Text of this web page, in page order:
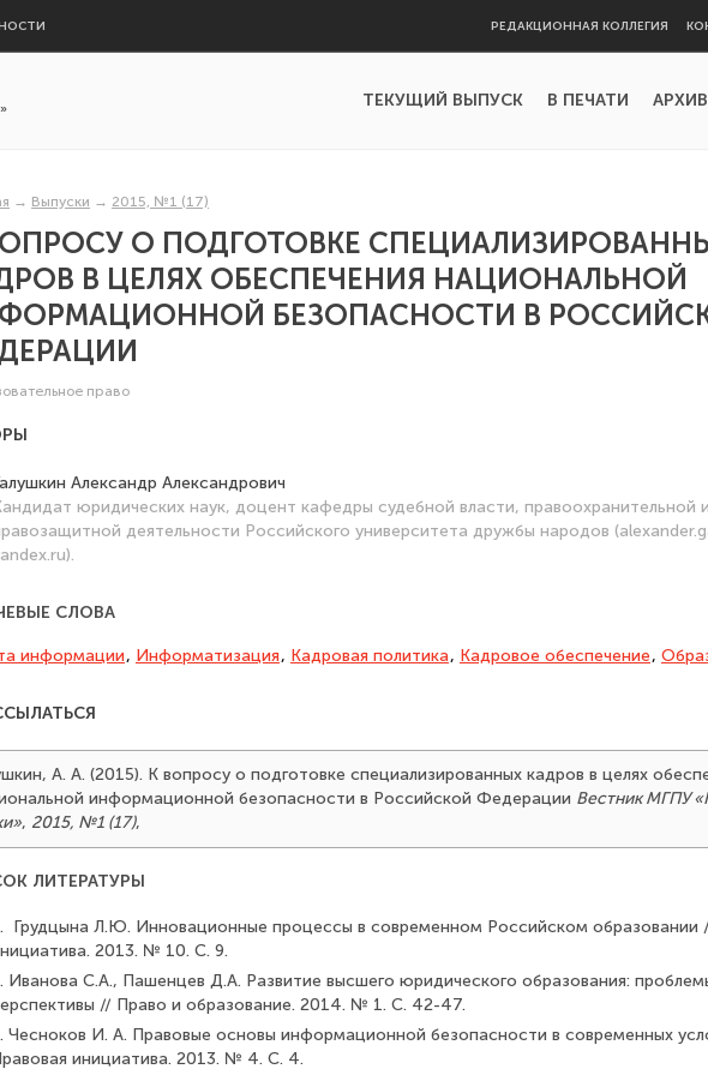
РЕДАКЦИОННАЯ КОЛЛЕГИЯ
ТЕКУЩИЙ ВЫПУСК В ПЕЧАТИ
→ Выпуски → 2015, №1 (17)
О ПОДГОТОВКЕ
В ЦЕЛЯХ ОБЕСПЕЧЕНИЯ НАЦИОНАЛЬНОЙ
БЕЗОПАСНОСТИ В
право
Александр Александрович
юридических наук, доцент кафедры судебной власти, правоохранительной и
деятельности Российского университета дружбы народов
СЛОВА
информации, Информатизация, Кадровая политика, Кадровое обеспечение,
А. А. (2015). К вопросу о подготовке специализированных кадров в целях
информационной безопасности в Российской Федерации Вестник МГПУ
, 2015, №1 (17),
ЛИТЕРАТУРЫ
Грудцына Л.Ю. Инновационные процессы в современном Российском обра­зовании
2013. № 10. С. 9.
Иванова С.А., Пашенцев Д.А. Развитие высшего юридического образования:
// Право и образование. 2014. № 1. С. 42-47.
Чесноков И. А. Правовые основы информационной безопасности в современ­ных
инициатива. 2013. № 4. С. 4.